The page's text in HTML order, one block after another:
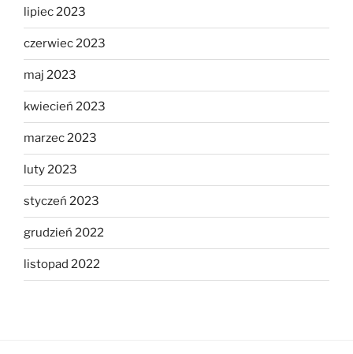
lipiec 2023
czerwiec 2023
maj 2023
kwiecień 2023
marzec 2023
luty 2023
styczeń 2023
grudzień 2022
listopad 2022